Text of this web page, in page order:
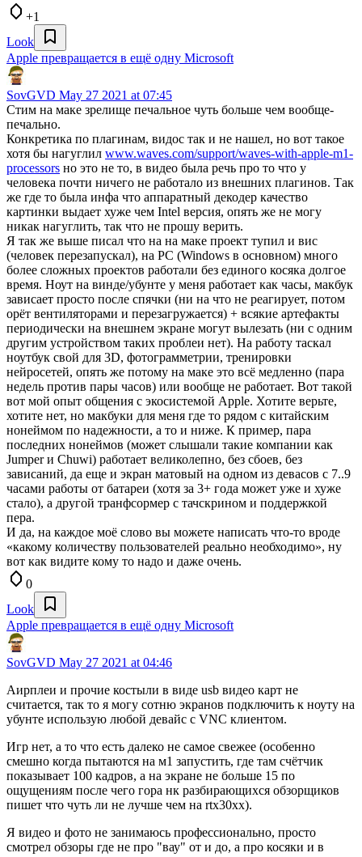
+1
Look
Apple превращается в ещё одну Microsoft
SovGVD May 27 2021 at 07:45
Стим на маке зрелище печальное чуть больше чем вообще-
печально.
Конкретика по плагинам, видос так и не нашел, но вот такое
хотя бы нагуглил www.waves.com/support/waves-with-apple-m1-
processors но это не то, в видео была речь про то что у
человека почти ничего не работало из внешних плагинов. Так
же где то была инфа что аппаратный декодер качество
картинки выдает хуже чем Intel версия, опять же не могу
никак нагуглить, так что не прошу верить.
Я так же выше писал что на на маке проект тупил и вис
(человек перезапускал), на PC (Windows в основном) много
более сложных проектов работали без единого косяка долгое
время. Ноут на винде/убунте у меня работает как часы, макбук
зависает просто после спячки (ни на что не реагирует, потом
орёт вентиляторами и перезагружается) + всякие артефакты
периодически на внешнем экране могут вылезать (ни с одним
другим устройством таких проблеи нет). На работу таскал
ноутбук свой для 3D, фотограмметрии, тренировки
нейросетей, опять же потому на маке это всё медленно (пара
недель против пары часов) или вообще не работает. Вот такой
вот мой опыт общения с экосистемой Apple. Хотите верьте,
хотите нет, но макбуки для меня где то рядом с китайским
нонеймом по надежности, а то и ниже. К пример, пара
последних нонеймов (может слышали такие компании как
Jumper и Chuwi) работает великолепно, без сбоев, без
зависаний, да еще и экран матовый на одном из девасов с 7..9
часами работы от батареи (хотя за 3+ года может уже и хуже
стало), а другой транфсормер с тачскрином и поддержкой
пера.
И да, на каждое моё слово вы можете написать что-то вроде
«какому количеству пользователей реально необходимо», ну
вот как видите кому то надо и даже очень.
0
Look
Apple превращается в ещё одну Microsoft
SovGVD May 27 2021 at 04:46
Аирплеи и прочие костыли в виде usb видео карт не
считается, так то я могу сотню экранов подключить к ноуту на
убунте использую любой девайс с VNC клиентом.
Игр нет, а то что есть далеко не самое свежее (особенно
смешно когда пытаются на м1 запустить, где там счётчик
показывает 100 кадров, а на экране не больше 15 по
ощущениям после чего гора нк разбирающихся обзорщиков
пишет что чуть ли не лучше чем на rtx30xx).
Я видео и фото не занимаюсь профессионально, просто
смотрел обзоры где не про "вау" от и до, а про косяки и в